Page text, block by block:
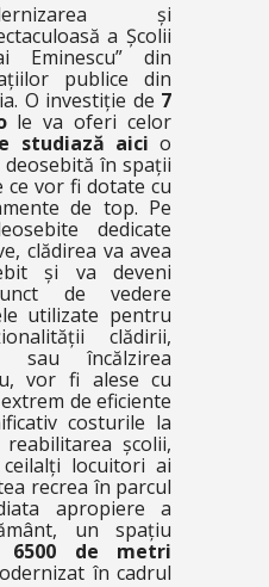
și
a Școlii
Eminescu” din
publice din
O investiție de 7
le va oferi celor
studiază aici o
în spații
ce vor fi dotate cu
de top. Pe
dedicate
clădirea va avea
și va deveni
de vedere
utilizate pentru
clădirii,
sau încălzirea
vor fi alese cu
de eficiente
costurile la
școlii,
locuitori ai
recrea în parcul
apropiere a
un spațiu
6500 de metri
în cadrul